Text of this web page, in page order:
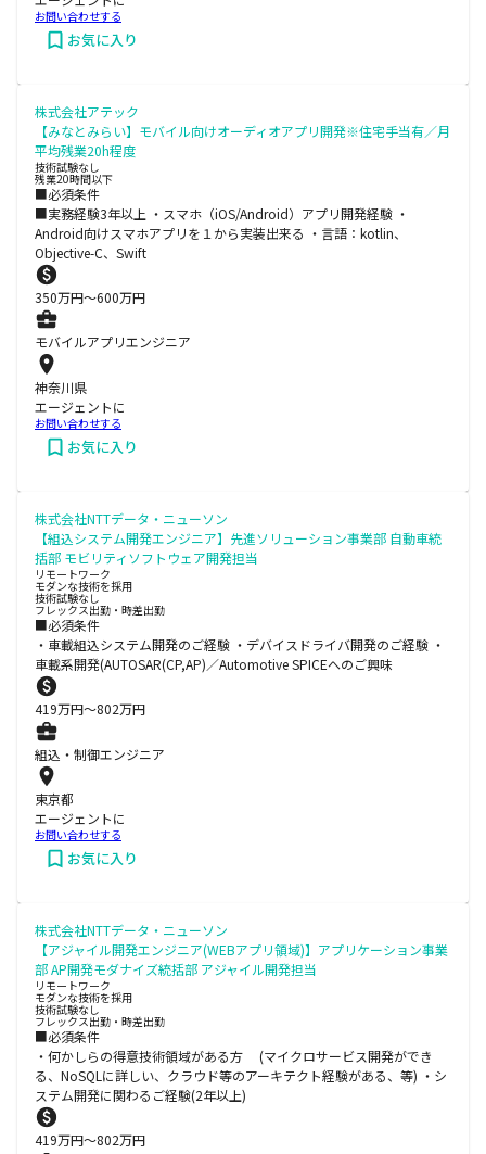
お問い合わせする
お気に入り
株式会社アテック
【みなとみらい】モバイル向けオーディオアプリ開発※住宅手当有／月
平均残業20h程度
技術試験なし
残業20時間以下
■必須条件
■実務経験3年以上 ・スマホ（iOS/Android）アプリ開発経験 ・
Android向けスマホアプリを１から実装出来る ・言語：kotlin、
Objective-C、Swift
350万円〜600万円
モバイルアプリエンジニア
神奈川県
エージェントに
お問い合わせする
お気に入り
株式会社NTTデータ・ニューソン
【組込システム開発エンジニア】先進ソリューション事業部 自動車統
括部 モビリティソフトウェア開発担当
リモートワーク
モダンな技術を採用
技術試験なし
フレックス出勤・時差出勤
■必須条件
・車載組込システム開発のご経験 ・デバイスドライバ開発のご経験 ・
車載系開発(AUTOSAR(CP,AP)／Automotive SPICEへのご興味
419万円〜802万円
組込・制御エンジニア
東京都
エージェントに
お問い合わせする
お気に入り
株式会社NTTデータ・ニューソン
【アジャイル開発エンジニア(WEBアプリ領域)】アプリケーション事業
部 AP開発モダナイズ統括部 アジャイル開発担当
リモートワーク
モダンな技術を採用
技術試験なし
フレックス出勤・時差出勤
■必須条件
・何かしらの得意技術領域がある方 (マイクロサービス開発ができ
る、NoSQLに詳しい、クラウド等のアーキテクト経験がある、等) ・シ
ステム開発に関わるご経験(2年以上)
419万円〜802万円